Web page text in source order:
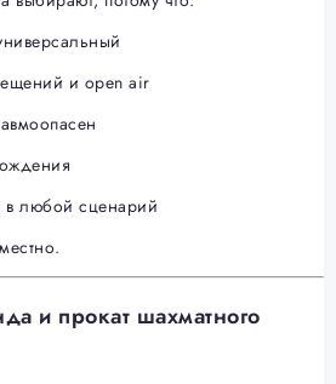
и open air
в любой сценарий
и прокат шахматного